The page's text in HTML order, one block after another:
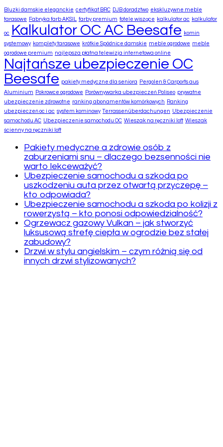
Bluzki damskie eleganckie certyfikat BRC DJB doradztwo ekskluzywne meble
tarasowe
Fabryka farb AKSIL farby premium fotele wiszące kalkulator ac kalkulator
oc Kalkulator OC AC Beesafe komin
systemowy komplety tarasowe krótkie Spódnice damskie meble ogrodowe meble
ogrodowe premium najlepsza płatna telewizja internetowa online
Najtańsze ubezpieczenie OC
Beesafe pakiety medyczne dla seniora
Pergolen & Carports aus
Aluminium
Pokrowce ogrodowe Porównywarka ubezpieczeń Poliseo prywatne
ubezpieczenie zdrowotne ranking abonamentów komórkowych
Ranking
ubezpieczeń oc i ac system kominowy Terrassenüberdachungen Ubezpieczenie
samochodu AC Ubezpieczenie samochodu OC Wieszak na ręczniki loft Wieszak
ścienny na ręczniki loft
Pakiety medyczne a zdrowie osób z
zaburzeniami snu – dlaczego bezsenności nie
warto lekceważyć?
Ubezpieczenie samochodu a szkoda po
uszkodzeniu auta przez otwartą przyczepę –
kto odpowiada?
Ubezpieczenie samochodu a szkoda po kolizji z
rowerzystą – kto ponosi odpowiedzialność?
Ogrzewacz gazowy Vulkan – jak stworzyć
luksusową strefę ciepła w ogrodzie bez stałej
zabudowy?
Drzwi w stylu angielskim – czym różnią się od
innych drzwi stylizowanych?